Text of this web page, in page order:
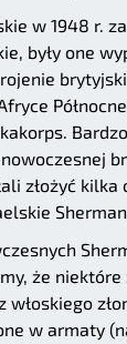
w 1948 r.
były one
złożyć
że
włoskiego
w armaty